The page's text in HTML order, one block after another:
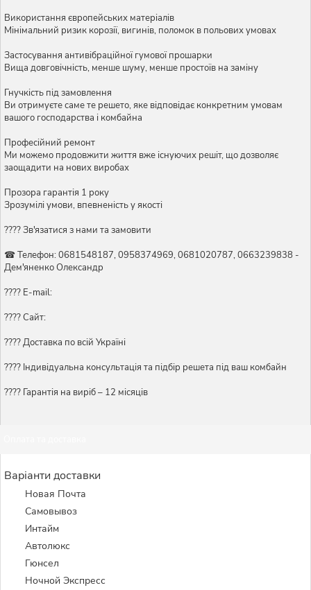
Використання європейських матеріалів
Мінімальний ризик корозії, вигинів, поломок в польових умовах
Застосування антивібраційної гумової прошарки
Вища довговічність, менше шуму, менше простоїв на заміну
Гнучкість під замовлення
Ви отримуєте саме те решето, яке відповідає конкретним умовам
вашого господарства і комбайна
Професійний ремонт
Ми можемо продовжити життя вже існуючих решіт, що дозволяє
заощадити на нових виробах
Прозора гарантія 1 року
Зрозумілі умови, впевненість у якості
???? Зв'язатися з нами та замовити
☎ Телефон: 0681548187, 0958374969, 0681020787, 0663239838 -
Дем'яненко Олександр
???? E-mail:
???? Сайт:
???? Доставка по всій Україні
????️ Індивідуальна консультація та підбір решета під ваш комбайн
???? Гарантія на виріб – 12 місяців
Варіанти доставки
Новая Почта
Самовывоз
Интайм
Автолюкс
Гюнсел
Ночной Экспресс